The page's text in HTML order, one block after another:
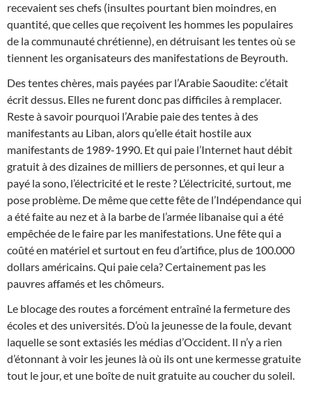
recevaient ses chefs (insultes pourtant bien moindres, en
quantité, que celles que reçoivent les hommes les populaires
de la communauté chrétienne), en détruisant les tentes où se
tiennent les organisateurs des manifestations de Beyrouth.
Des tentes chères, mais payées par l’Arabie Saoudite: c’était
écrit dessus. Elles ne furent donc pas difficiles à remplacer.
Reste à savoir pourquoi l’Arabie paie des tentes à des
manifestants au Liban, alors qu’elle était hostile aux
manifestants de 1989-1990. Et qui paie l’Internet haut débit
gratuit à des dizaines de milliers de personnes, et qui leur a
payé la sono, l’électricité et le reste ? L’électricité, surtout, me
pose problème. De même que cette fête de l’Indépendance qui
a été faite au nez et à la barbe de l’armée libanaise qui a été
empêchée de le faire par les manifestations. Une fête qui a
coûté en matériel et surtout en feu d’artifice, plus de 100.000
dollars américains. Qui paie cela? Certainement pas les
pauvres affamés et les chômeurs.
Le blocage des routes a forcément entraîné la fermeture des
écoles et des universités. D’où la jeunesse de la foule, devant
laquelle se sont extasiés les médias d’Occident. Il n’y a rien
d’étonnant à voir les jeunes là où ils ont une kermesse gratuite
tout le jour, et une boîte de nuit gratuite au coucher du soleil.